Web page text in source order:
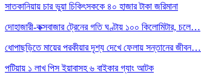
সাতকানিয়ায় চার ভুয়া চিকিৎসককে ৪০ হাজার টাকা জরিমানা
দোহাজারী-কক্সবাজার ট্রেনের গতি ঘণ্টায় ১০০ কিলোমিটার, চলে…
ধোপাছড়িতে মায়ের পরকীয়ার দৃশ্য দেখে ফেলায় সন্তানের জীবন…
পটিয়ায় ১ লাখ পিস ইয়াবাসহ ৬ বাইকার গ্যাং আটক